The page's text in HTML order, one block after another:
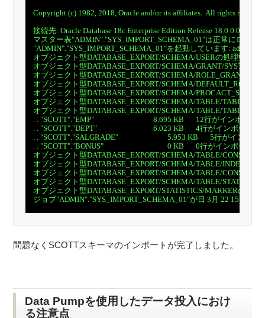
Copyright (c) 1982, 2018, Oracle and/or its affiliates.  All rights
接続先: Oracle Database 18c Enterprise Edition Release 18.0.0.0.0 -
マスター表"ADMIN"."SYS_IMPORT_SCHEMA_01"は正常にロード/
"ADMIN"."SYS_IMPORT_SCHEMA_01"を起動しています: admin/
オブジェクト型DATABASE_EXPORT/SCHEMA/USERの処理中です
オブジェクト型DATABASE_EXPORT/SCHEMA/GRANT/
オブジェクト型DATABASE_EXPORT/SCHEMA/ROLE_GRANTの処
オブジェクト型DATABASE_EXPORT/SCHEMA/DEFAULT_ROLEの
オブジェクト型DATABASE_EXPORT/SCHEMA/
オブジェクト型DATABASE_EXPORT/SCHEMA/TABLE/TABLEの処
オブジェクト型DATABASE_EXPORT/SCHEMA/TABLE/
. . "SCOTT"."EMP"                           	8.695 KB  	12行がインポートされました
. . "SCOTT"."DEPT"                          	6.023 KB   	4行がインポートされました
. . "SCOTT"."SALGRADE"                      	5.953 KB   	5行がインポートされました
. . "SCOTT"."BONUS"                             	0 KB   	0行がインポートされました
オブジェクト型DATABASE_EXPORT/SCHEMA/TABLE/
オブジェクト型DATABASE_EXPORT/SCHEMA/TABLE/INDEX/
オブジェクト型DATABASE_EXPORT/SCHEMA/TABLE/
オブジェクト型DATABASE_EXPORT/SCHEMA/TABLE/
オブジェクト型DATABASE_EXPORT/STATISTICS/MARKERの処理
ジョブ"ADMIN"."SYS_IMPORT_SCHEMA_01"が日 3月 22 15:29:44
問題なくSCOTTスキーマのインポートが完了しました。
Data Pumpを使用したデータ投入におけ
る注意点